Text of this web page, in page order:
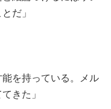
だ」
能を持っている。メル
きた」